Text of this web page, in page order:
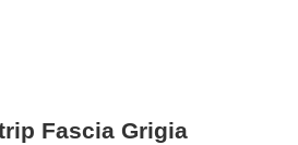
Fascia Grigia